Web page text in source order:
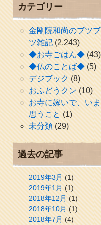
カテゴリー
金剛院和尚のブツブ
ツ雑記(2,243)
◆お寺ごはん◆(43)
◆仏のことば◆(5)
デジブック(8)
おふどうクン(10)
お寺に嫁いで、いま
思うこと(1)
未分類(29)
過去の記事
2019年3月(1)
2019年1月(1)
2018年12月(1)
2018年10月(1)
2018年7月(4)